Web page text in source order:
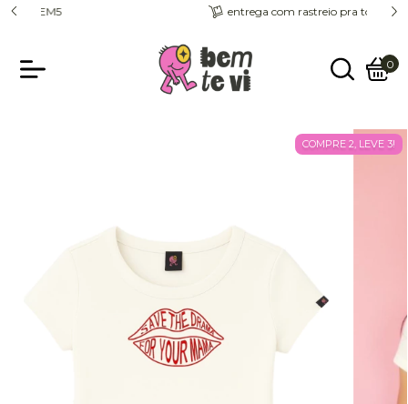
entrega com rastreio pra todo o país
0
COMPRE 2, LEVE 3!